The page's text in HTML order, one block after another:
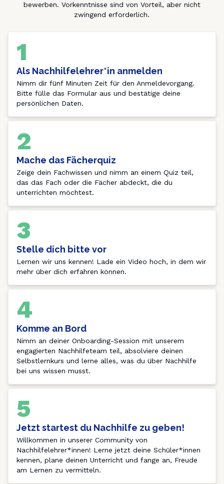
bewerben. Vorkenntnisse sind von Vorteil, aber nicht
zwingend erforderlich.
1
Als Nachhilfelehrer*in anmelden
Nimm dir fünf Minuten Zeit für den Anmeldevorgang.
Bitte fülle das Formular aus und bestätige deine
persönlichen Daten.
2
Mache das Fächerquiz
Zeige dein Fachwissen und nimm an einem Quiz teil,
das das Fach oder die Fächer abdeckt, die du
unterrichten möchtest.
3
Stelle dich bitte vor
Lernen wir uns kennen! Lade ein Video hoch, in dem wir
mehr über dich erfahren können.
4
Komme an Bord
Nimm an deiner Onboarding-Session mit unserem
engagierten Nachhilfeteam teil, absolviere deinen
Selbstlernkurs und lerne alles, was du über Nachhilfe
bei uns wissen musst.
5
Jetzt startest du Nachhilfe zu geben!
Willkommen in unserer Community von
Nachhilfelehrer*innen! Lerne jetzt deine Schüler*innen
kennen, plane deinen Unterricht und fange an, Freude
am Lernen zu vermitteln.